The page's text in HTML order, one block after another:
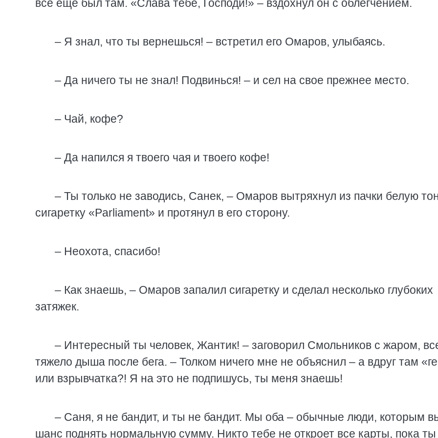
все еще был там. «Слава тебе, Господи!» – вздохнул он с облегчением.
– Я знал, что ты вернешься! – встретил его Омаров, улыбаясь.
– Да ничего ты не знал! Подвинься! – и сел на свое прежнее место.
– Чай, кофе?
– Да напился я твоего чая и твоего кофе!
– Ты только не заводись, Санек, – Омаров вытряхнул из пачки белую
сигаретку «Parliament» и протянул в его сторону.
– Неохота, спасибо!
– Как знаешь, – Омаров запалил сигаретку и сделал несколько глубоких
затяжек.
– Интересный ты человек, Жантик! – заговорил Смольников с жаром,
тяжело дыша после бега. – Толком ничего мне не объяснил – а вдруг там
или взрывчатка?! Я на это не подпишусь, ты меня знаешь!
– Саня, я не бандит, и ты не бандит. Мы оба – обычные люди, которым
шанс поднять нормальную сумму. Никто тебе не откроет все карты, пока